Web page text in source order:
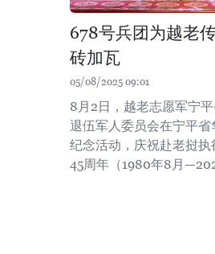
678号兵团为越老
砖加瓦
05/08/2025 09:01
8月2日，越老志愿军宁
退伍军人委员会在宁平省
纪念活动，庆祝赴老挝执
45周年（1980年8月